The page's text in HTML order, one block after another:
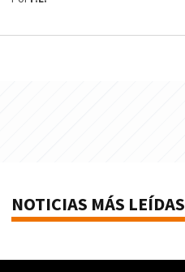
NOTICIAS MÁS LEÍDAS